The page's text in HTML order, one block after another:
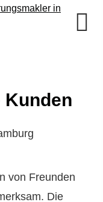
Kunden
von Freunden
Die